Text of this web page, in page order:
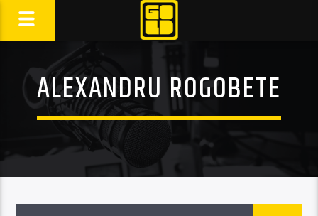
ALEXANDRU ROGOBETE